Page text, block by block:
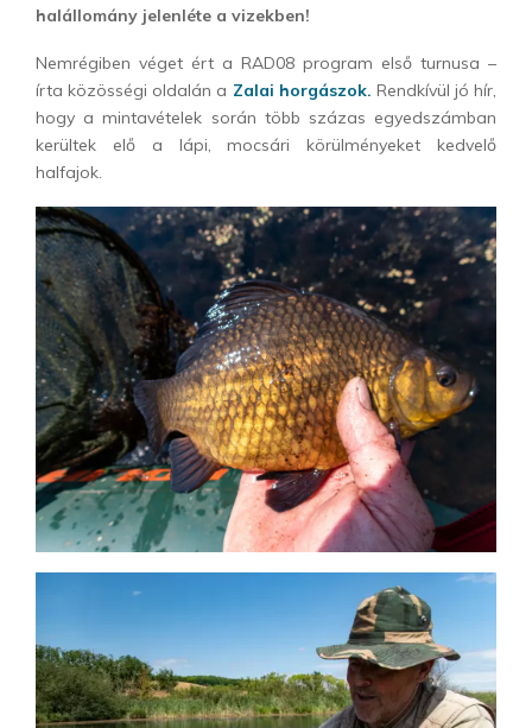
halállomány jelenléte a vizekben!
Nemrégiben véget ért a RAD08 program első turnusa –
írta közösségi oldalán a Zalai horgászok. Rendkívül jó hír,
hogy a mintavételek során több százas egyedszámban
kerültek elő a lápi, mocsári körülményeket kedvelő
halfajok.